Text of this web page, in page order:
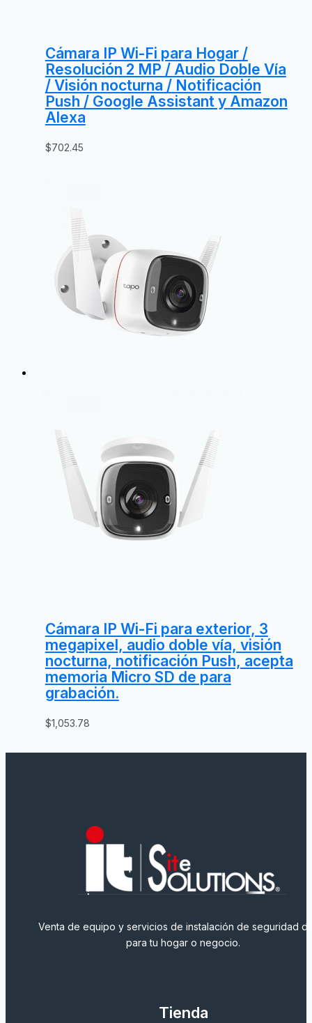
Cámara IP Wi-Fi para Hogar /
Resolución 2 MP / Audio Doble Vía
/ Visión nocturna / Notificación
Push / Google Assistant y Amazon
Alexa
$702.45
Cámara IP Wi-Fi para exterior, 3
megapixel, audio doble vía, visión
nocturna, notificación Push, acepta
memoria Micro SD de para
grabación.
$1,053.78
Venta de equipo y servicios de instalación de seguridad
para tu hogar o negocio.
Tienda